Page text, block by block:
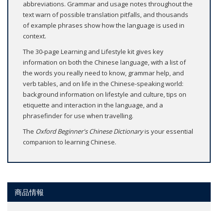
abbreviations. Grammar and usage notes throughout the
text warn of possible translation pitfalls, and thousands
of example phrases show how the language is used in
context.
The 30-page Learning and Lifestyle kit gives key
information on both the Chinese language, with a list of
the words you really need to know, grammar help, and
verb tables, and on life in the Chinese-speaking world:
background information on lifestyle and culture, tips on
etiquette and interaction in the language, and a
phrasefinder for use when travelling.
The Oxford Beginner's Chinese Dictionaryis your essential
companion to learning Chinese.
商品情報